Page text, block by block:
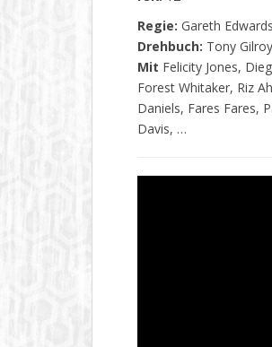
Regie: Gareth Edwards
Drehbuch: Tony
Mit Felicity Jones,
Forest Whitaker, Riz
Daniels, Fares Fares,
Davis, …